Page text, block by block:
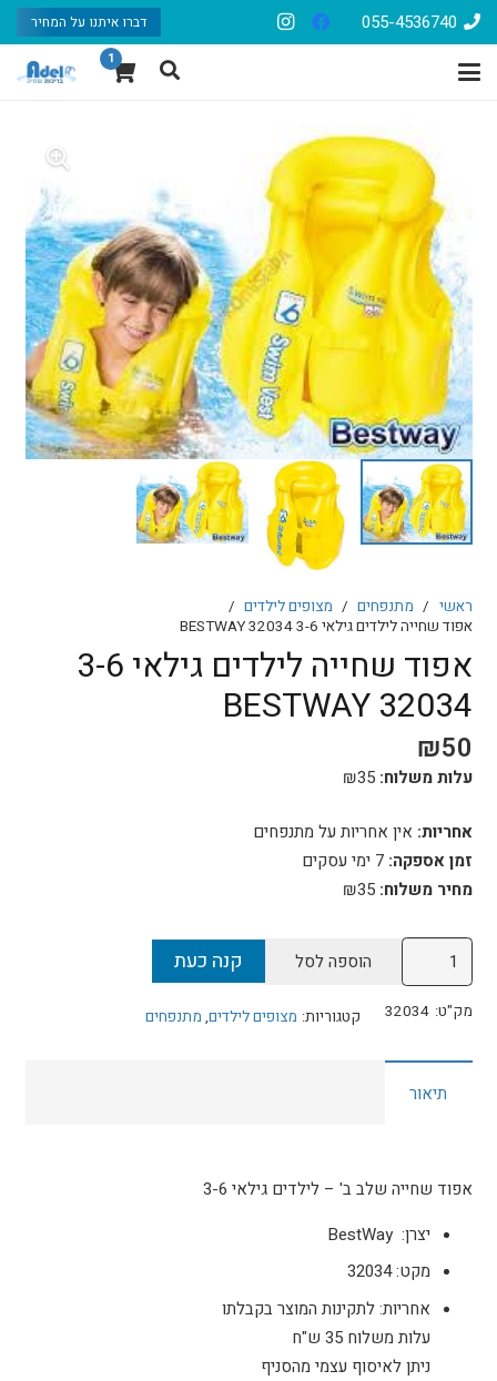
055-4536740 דברו איתנו על המחיר
1
ראשי / מתנפחים / מצופים לילדים /
אפוד שחייה לילדים גילאי 3-6 BESTWAY 32034
אפוד שחייה לילדים גילאי 3-6
BESTWAY 32034
₪50
עלות משלוח: ₪35
אחריות: אין אחריות על מתנפחים
זמן אספקה: 7 ימי עסקים
מחיר משלוח: ₪35
כמות
של
אפוד
לילדים
גילאי
BESTWAY
הוספה לסל קנה כעת
מק"ט: 32034 קטגוריות: מצופים לילדים, מתנפחים
תיאור
אפוד שחייה שלב ב' – לילדים גילאי 3-6
יצרן: BestWay
מקט:32034
אחריות:לתקינות המוצר בקבלתו
עלות משלוח 35 ש"ח
ניתן לאיסוף עצמי מהסניף